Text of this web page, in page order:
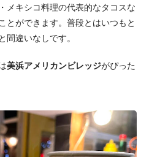
メキシコ料理の代表的なタコスな
とができます。普段とはいつもと
間違いなしです。
美浜アメリカンビレッジがぴった